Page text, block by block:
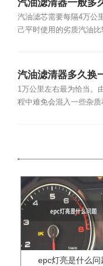
汽油滤清器一般多
汽油滤芯需要每隔4万公
己平时使用的劣质汽油
汽油滤清器多久换
1万公里左右最为恰当。
程中难免会混入一些杂质
epc灯亮是什么问